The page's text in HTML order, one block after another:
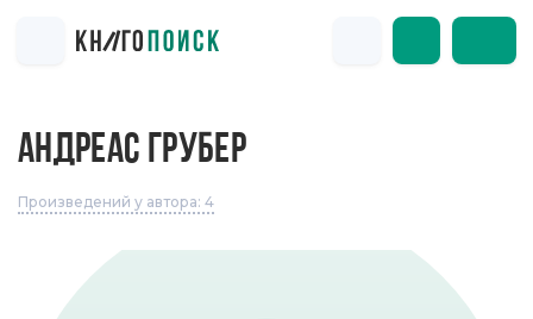
АНДРЕАС ГРУБЕР
Произведений у автора: 4